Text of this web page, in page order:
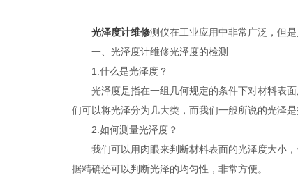
光泽度计维修测仪在工业应用中非常广泛，但
一、光泽度计维修光泽度的检测
1.什么是光泽度？
光泽度是指在一组几何规定的条件下对材料表面
们可以将光泽分为几大类，而我们一般所说的光泽是
2.如何测量光泽度？
我们可以用肉眼来判断材料表面的光泽度大小，
据精确还可以判断光泽的均匀性，非常方便。